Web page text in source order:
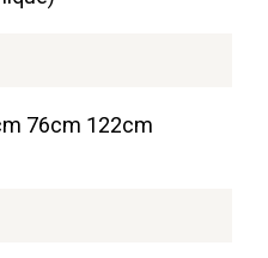
76cm 122cm